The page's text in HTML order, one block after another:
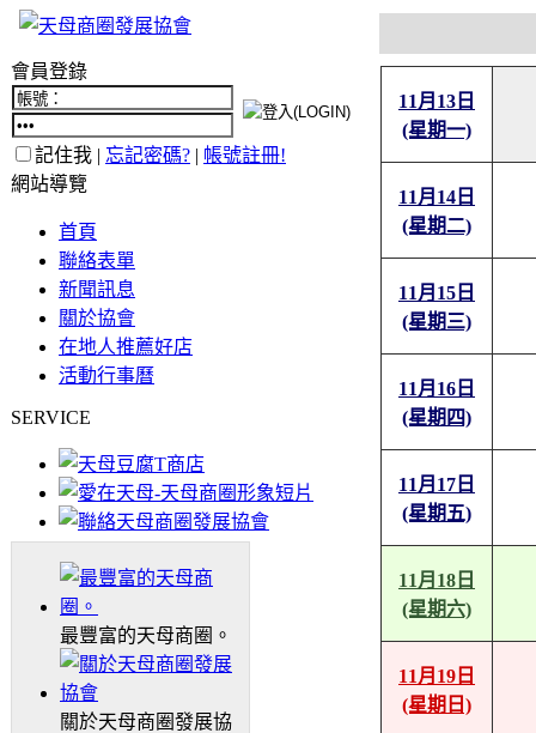
會員登錄
記住我 | 忘記密碼? | 帳號註冊!
網站導覽
首頁
聯絡表單
新聞訊息
關於協會
在地人推薦好店
活動行事曆
SERVICE
最豐富的天母商圈。
關於天母商圈發展協
11月13日
(星期一)
11月14日
(星期二)
11月15日
(星期三)
11月16日
(星期四)
11月17日
(星期五)
11月18日
(星期六)
11月19日
(星期日)